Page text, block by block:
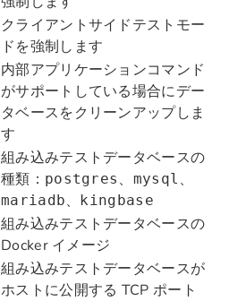
クライアントサイドテストモー
ドを強制します
内部アプリケーションコマンド
がサポートしている場合にデー
タベースをクリーンアップしま
す
組み込みテストデータベースの
種類： postgres 、 mysql 、
mariadb、
kingbase
組み込みテストデータベースの
Docker イメージ
組み込みテストデータベースが
ホストに公開する TCP ポート